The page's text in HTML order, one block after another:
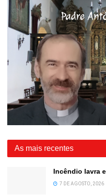
As mais recentes
Incêndio lavra
7 DE AGOSTO, 2026